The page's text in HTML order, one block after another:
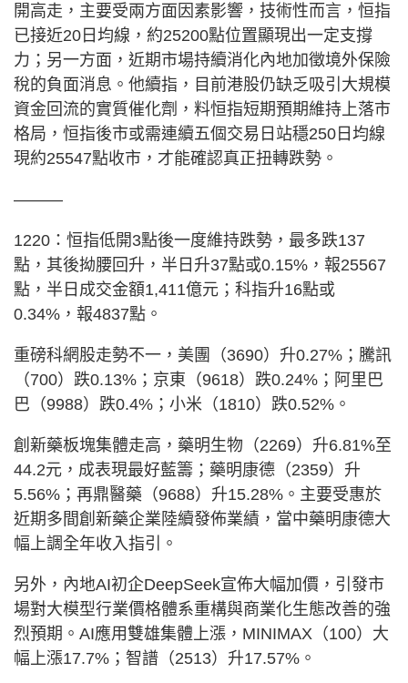
開高走，主要受兩方面因素影響，技術性而言，恒指
已接近20日均線，約25200點位置顯現出一定支撐
力；另一方面，近期市場持續消化內地加徵境外保險
稅的負面消息。他續指，目前港股仍缺乏吸引大規模
資金回流的實質催化劑，料恒指短期預期維持上落市
格局，恒指後市或需連續五個交易日站穩250日均線
現約25547點收市，才能確認真正扭轉跌勢。
———
1220：恒指低開3點後一度維持跌勢，最多跌137
點，其後拗腰回升，半日升37點或0.15%，報25567
點，半日成交金額1,411億元；科指升16點或
0.34%，報4837點。
重磅科網股走勢不一，美團（3690）升0.27%；騰訊
（700）跌0.13%；京東（9618）跌0.24%；阿里巴
巴（9988）跌0.4%；小米（1810）跌0.52%。
創新藥板塊集體走高，藥明生物（2269）升6.81%至
44.2元，成表現最好藍籌；藥明康德（2359）升
5.56%；再鼎醫藥（9688）升15.28%。主要受惠於
近期多間創新藥企業陸續發佈業績，當中藥明康德大
幅上調全年收入指引。
另外，內地AI初企DeepSeek宣佈大幅加價，引發市
場對大模型行業價格體系重構與商業化生態改善的強
烈預期。AI應用雙雄集體上漲，MINIMAX（100）大
幅上漲17.7%；智譜（2513）升17.57%。